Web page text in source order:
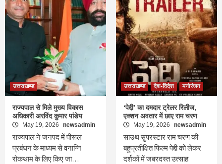
उत्तराखण्ड
राज्यपाल से मिले मुख्य विकास
अधिकारी अरविंद कुमार पांडेय
May 19, 2026 newsadmin
राज्यपाल ने जनपद में पीरूल
प्रबंधन के माध्यम से वनाग्नि
रोकथाम के लिए किए जा…
उत्तराखण्ड देश-विदेश मनोरंजन
‘पेद्दी’ का दमदार ट्रेलर रिलीज,
एक्शन अवतार में छाए राम चरण
May 19, 2026 newsadmin
साउथ सुपरस्टार राम चरण की
बहुप्रतीक्षित फिल्म पेद्दी को लेकर
दर्शकों में जबरदस्त उत्साह